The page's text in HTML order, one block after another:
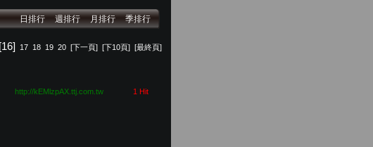
日排行 週排行 月排行 季排行
[16] 17 18 19 20 [下一頁] [下10頁] [最終頁]
http://kEMlzpAX.ttj.com.tw 1 Hit